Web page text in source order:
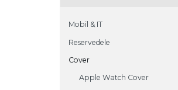
Mobil & IT
Reservedele
Cover
Apple Watch Cover